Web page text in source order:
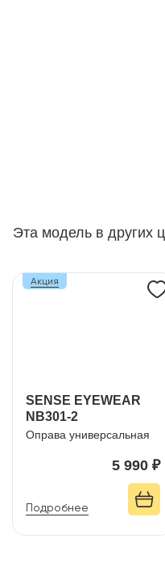
Эта модель в других
SENSE EYEWEAR
NB301-2
Оправа универсальная
5 990 ₽
Подробнее
Акция